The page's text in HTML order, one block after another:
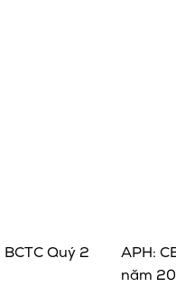
Quý 2
APH:
năm